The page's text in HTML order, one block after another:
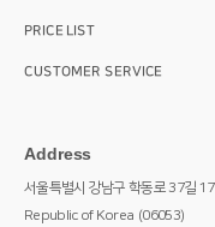
PRICE LIST
CUSTOMER SERVICE
Address
서울특별시 강남구 학동로 37길 17
Republic of Korea (06053)